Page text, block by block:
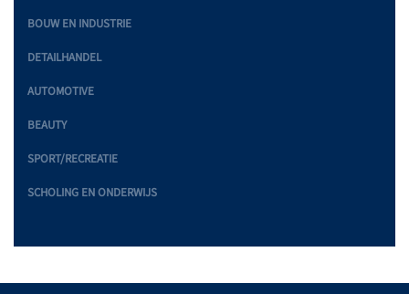
BOUW EN INDUSTRIE
DETAILHANDEL
AUTOMOTIVE
BEAUTY
SPORT/RECREATIE
SCHOLING EN ONDERWIJS